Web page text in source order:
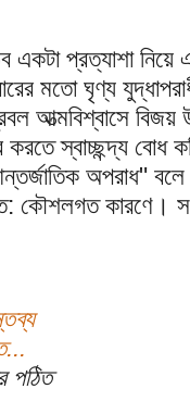
প্রত্যাশা নিয়ে
মতো ঘৃণ্য
আত্মবিশ্বাসে
করতে স্বাচ্ছন্দ্য বোধ
অপরাধ" বলে
কৌশলগত কারণে।
পঠিত